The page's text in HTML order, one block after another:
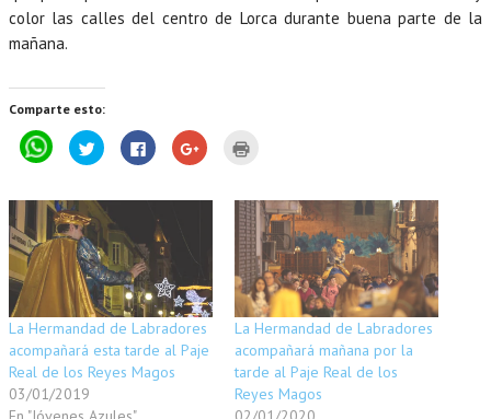
color las calles del centro de Lorca durante buena parte de la
mañana.
Comparte esto:
P
u
a
p
r
a
c
o
a
r
i
r
e
n
W
H
a
l
i
p
a
r
a
c
o
m
p
r
t
i
H
a
l
p
a
a
c
o
m
p
a
r
t
i
H
a
l
c
o
m
p
r
l
i
c
p
a
r
a
i
m
p
r
m
i
r
(
S
La Hermandad de Labradores
acompañará esta tarde al Paje
Real de los Reyes Magos
03/01/2019
La Hermandad de Labradores
acompañará mañana por la
tarde al Paje Real de los
Reyes Magos